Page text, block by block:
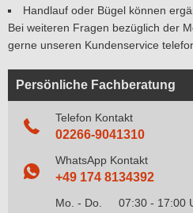
Handlauf oder Bügel können
Bei weiteren Fragen bezüglich der
gerne unseren Kundenservice
Persönliche Fachberatung
Telefon Kontakt
02266-9041310
WhatsApp Kontakt
+49 174 8134392
Mo. - Do.
07:30 - 17:00